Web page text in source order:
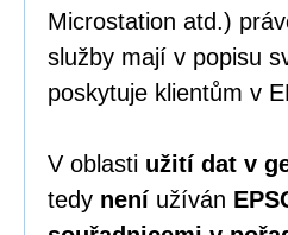
Microstation atd.)
služby mají v popisu
poskytuje klientům v
V oblasti užití dat v
tedy není užíván